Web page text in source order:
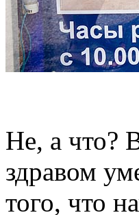
Не, а что?
здравом
того, что